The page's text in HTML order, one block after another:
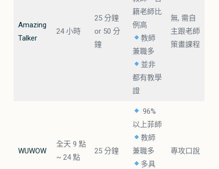
Amazing
Talker
24 小時
25 分鐘
or 50 分
鐘
籍老師比
例高
教師
兼職多
並非
都有教學
證
無, 需自
主跟老師
策畫課程
WUWOW
全天 9 點
~ 24 點
25 分鐘
96%
以上菲師
教師
兼職多
多具
專攻口說